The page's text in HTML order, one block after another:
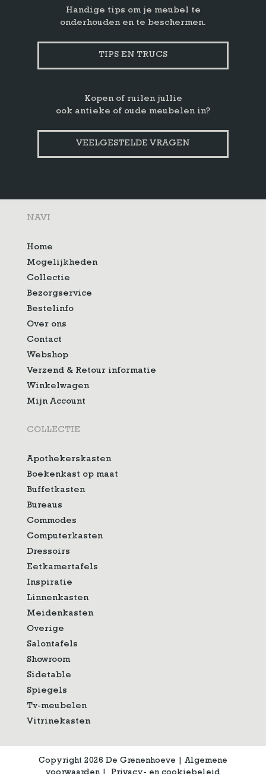
Handige tips om je meubel te
onderhouden en te beschermen.
TIPS EN TRUCS
Kopen of ruilen jullie
ook antieke of oude meubelen in?
VEELGESTELDE VRAGEN
NAVI
Home
Mogelijkheden
Collectie
Bezorgservice
Bestelinfo
Over ons
Contact
Webshop
Verzend & Retour informatie
Winkelwagen
Mijn Account
COLLECTIE
Apothekerskasten
Boekenkast op maat
Buffetkasten
Bureaus
Commodes
Computerkasten
Dressoirs
Eetkamertafels
Inspiratie
Linnenkasten
Meidenkasten
Overige
Salontafels
Showroom
Sidetable
Spiegels
Tv-meubelen
Vitrinekasten
Copyright 2026 De Grenenhoeve
Algemene